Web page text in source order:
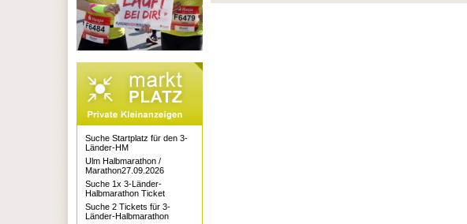
Suche Startplatz für den 3-
Länder-HM
Ulm Halbmarathon /
Marathon27.09.2026
Suche 1x 3-Länder-
Halbmarathon Ticket
Suche 2 Tickets für 3-
Länder-Halbmarathon